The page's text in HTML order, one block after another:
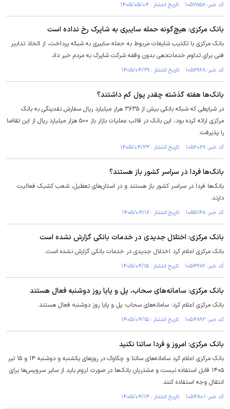
کد خبر: ۱۰۵۷۸۵۸ تاریخ انتشار : ۱۴۰۵/۰۵/۰۴
بانک مرکزی: هیچ‌گونه حمله سایبری به شاپرک رخ نداده است
بانک مرکزی با تکذیب شایعات مربوط به حمله سایبری به شبکه پرداخت، از اتخاذ تدابیر
فنی برای تداوم خدمات‌دهی بدون وقفه شرکت شاپرک به مردم خبر داد.
کد خبر: ۱۰۵۶۹۶۸ تاریخ انتشار : ۱۴۰۵/۰۴/۲۹
بانک‌ها هفته گذشته چقدر پول کم داشتند؟
در شرایطی که شبکه بانکی بیش از ۳۶۳۵ هزار میلیارد ریال سفارش نقدینگی به بانک
مرکزی ارائه کرده بود، این بانک در قالب عملیات بازار باز ۵۰۰ هزار میلیارد ریال از این تقاضا
را پذیرفت.
کد خبر: ۱۰۵۶۰۶۹ تاریخ انتشار : ۱۴۰۵/۰۴/۲۳
بانک‌ها فردا در سراسر کشور باز هستند؟
بانک‌ها فردا در سراسر کشور باز هستند و در استان‌های تعطیل، شعب کشیک فعالیت
دارند.
کد خبر: ۱۰۵۵۱۴۸ تاریخ انتشار : ۱۴۰۵/۰۴/۱۶
بانک مرکزی: اختلال جدیدی در خدمات بانکی گزارش نشده است
بانک مرکزی اعلام کرد اختلال جدیدی در خدمات بانکی گزارش نشده است.
کد خبر: ۱۰۵۴۹۷۶ تاریخ انتشار : ۱۴۰۵/۰۴/۱۵
بانک مرکزی: سامانه‌های سحاب، پل و پایا روز دوشنبه فعال هستند
بانک مرکزی اعلام کرد: سامانه‌های سحاب؛ پل و پایا روز دوشنبه فعال هستند.
کد خبر: ۱۰۵۴۸۹۲ تاریخ انتشار : ۱۴۰۵/۰۴/۱۵
بانک مرکزی: امروز و فردا ساتنا نکنید
بانک مرکزی اعلام کرد سامانه‌های ساتنا و چکاوک در روزهای یکشنبه و دوشنبه ۱۴ و ۱۵ تیر
۱۴۰۵ قابل استفاده نیست و مشتریان بانک‌ها در صورت لزوم باید از سایر سرویس‌ها برای
انتقال وجه استفاده کنند.
کد خبر: ۱۰۵۴۸۰۱ تاریخ انتشار : ۱۴۰۵/۰۴/۱۴